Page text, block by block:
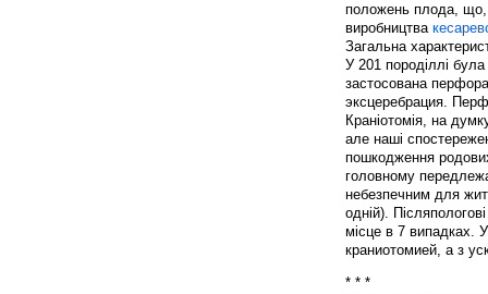
положень плода, що,
виробництва
Загальна
У 201 породіллі
застосована
эксцеребрация.
Краніотомія, на
але наші
пошкодження
головному
небезпечним для
одній).
місце в 7 випадках.
краниотомией, а з
* * *